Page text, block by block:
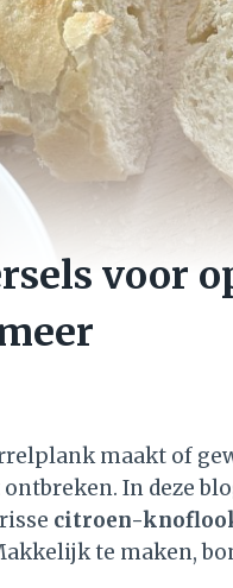
voor
maakt of
In deze
citroen-
te maken,